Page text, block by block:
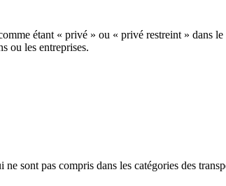
étant « privé » ou « privé restreint » dans
ou les entreprises.
sont pas compris dans les catégories des